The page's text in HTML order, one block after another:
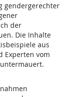
gendergerechter
der
Die Inhalte
aus
Experten vom